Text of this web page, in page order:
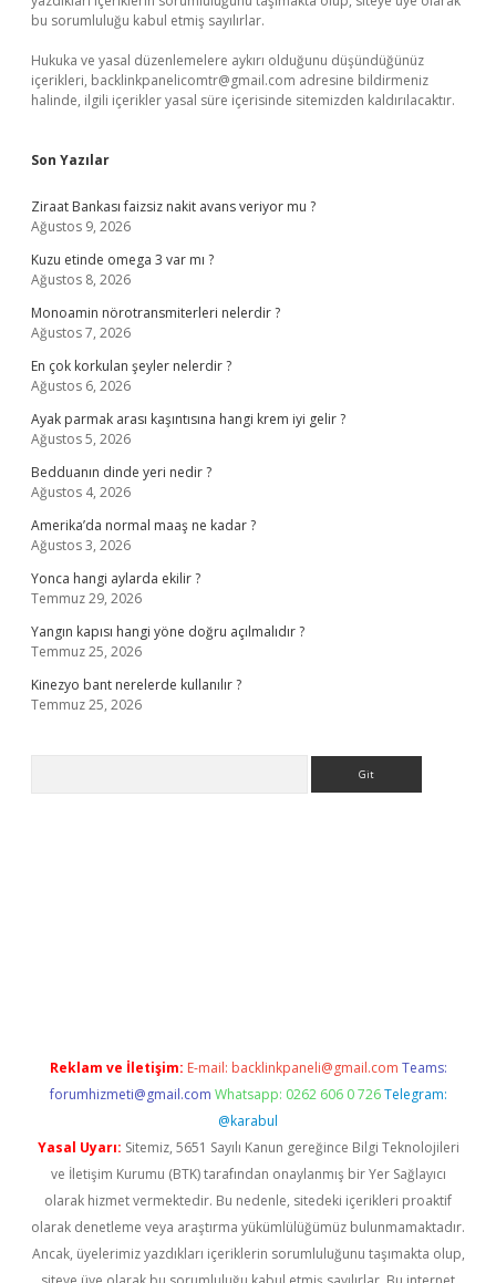
bu sorumluluğu kabul etmiş sayılırlar.
Hukuka ve yasal düzenlemelere aykırı olduğunu düşündüğünüz
içerikleri, backlinkpanelicomtr@gmail.com adresine bildirmeniz
halinde, ilgili içerikler yasal süre içerisinde sitemizden kaldırılacaktır.
Son Yazılar
Ziraat Bankası faizsiz nakit avans veriyor mu ?
Ağustos 9, 2026
Kuzu etinde omega 3 var mı ?
Ağustos 8, 2026
Monoamin nörotransmiterleri nelerdir ?
Ağustos 7, 2026
En çok korkulan şeyler nelerdir ?
Ağustos 6, 2026
Ayak parmak arası kaşıntısına hangi krem iyi gelir ?
Ağustos 5, 2026
Bedduanın dinde yeri nedir ?
Ağustos 4, 2026
Amerika’da normal maaş ne kadar ?
Ağustos 3, 2026
Yonca hangi aylarda ekilir ?
Temmuz 29, 2026
Yangın kapısı hangi yöne doğru açılmalıdır ?
Temmuz 25, 2026
Kinezyo bant nerelerde kullanılır ?
Temmuz 25, 2026
Reklam ve İletişim: E-mail: backlinkpaneli@gmail.com Teams:
forumhizmeti@gmail.com Whatsapp: 0262 606 0 726 Telegram:
@karabul
Yasal Uyarı: Sitemiz, 5651 Sayılı Kanun gereğince Bilgi Teknolojileri
ve İletişim Kurumu (BTK) tarafından onaylanmış bir Yer Sağlayıcı
olarak hizmet vermektedir. Bu nedenle, sitedeki içerikleri proaktif
olarak denetleme veya araştırma yükümlülüğümüz bulunmamaktadır.
Ancak, üyelerimiz yazdıkları içeriklerin sorumluluğunu taşımakta olup,